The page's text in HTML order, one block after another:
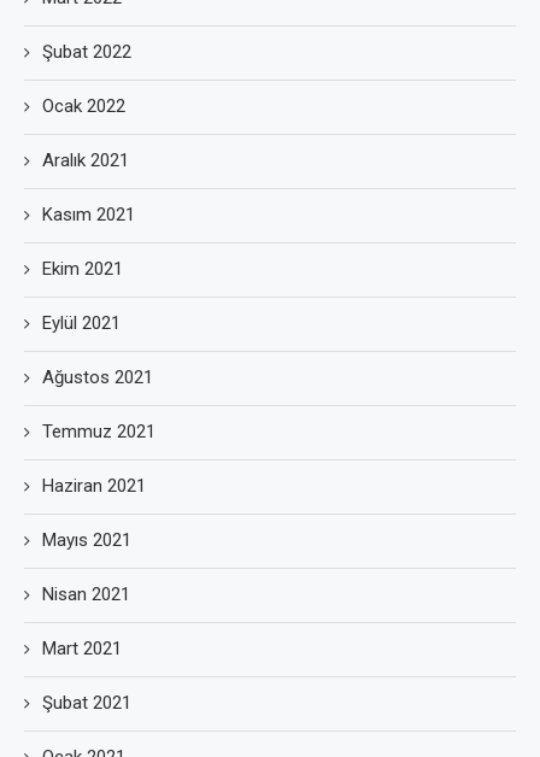
Şubat 2022
Ocak 2022
Aralık 2021
Kasım 2021
Ekim 2021
Eylül 2021
Ağustos 2021
Temmuz 2021
Haziran 2021
Mayıs 2021
Nisan 2021
Mart 2021
Şubat 2021